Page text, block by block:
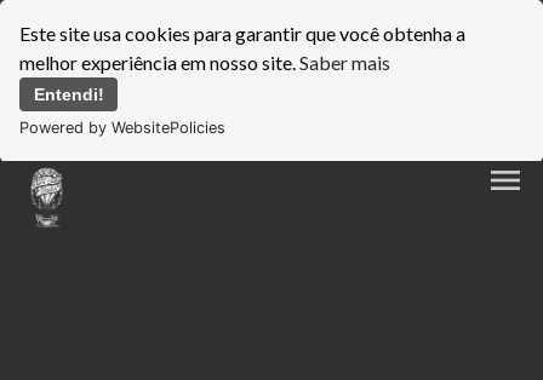
Este site usa cookies para garantir que você obtenha a
melhor experiência em nosso site.Saber mais
Entendi!
Powered by WebsitePolicies
menu